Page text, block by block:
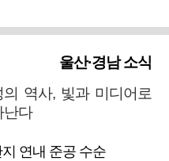
울산·경남 소식
의 역사, 빛과 미디어로
난다
연내 준공 수순